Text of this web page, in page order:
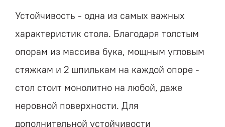
Устойчивость - одна из самых важных
характеристик стола. Благодаря толстым
опорам из массива бука, мощным угловым
стяжкам и 2 шпилькам на каждой опоре -
стол стоит монолитно на любой, даже
неровной поверхности. Для
дополнительной устойчивости